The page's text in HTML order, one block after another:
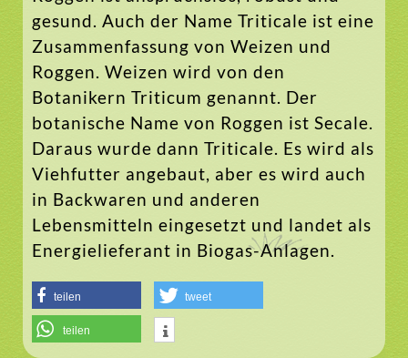
gesund. Auch der Name Triticale ist eine
Zusammenfassung von Weizen und
Roggen. Weizen wird von den
Botanikern Triticum genannt. Der
botanische Name von Roggen ist Secale.
Daraus wurde dann Triticale. Es wird als
Viehfutter angebaut, aber es wird auch
in Backwaren und anderen
Lebensmitteln eingesetzt und landet als
Energielieferant in Biogas-Anlagen.
teilen tweet
teilen